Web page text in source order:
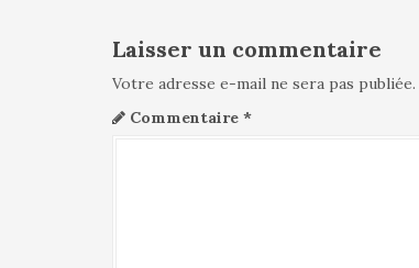
t
i
o
n
Laisser un commentaire
Votre adresse e-mail ne sera pas publiée.
Commentaire *